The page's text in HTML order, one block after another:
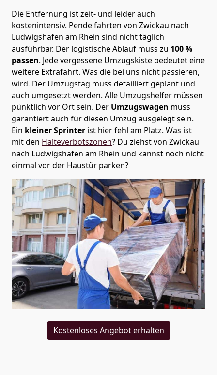
Die Entfernung ist zeit- und leider auch
kostenintensiv. Pendelfahrten von Zwickau nach
Ludwigshafen am Rhein sind nicht täglich
ausführbar. Der logistische Ablauf muss zu 100 %
passen. Jede vergessene Umzugskiste bedeutet eine
weitere Extrafahrt. Was die bei uns nicht passieren,
wird. Der Umzugstag muss detailliert geplant und
auch umgesetzt werden. Alle Umzugshelfer müssen
pünktlich vor Ort sein. Der Umzugswagen muss
garantiert auch für diesen Umzug ausgelegt sein.
Ein kleiner Sprinter ist hier fehl am Platz. Was ist
mit den Halteverbotszonen? Du ziehst von Zwickau
nach Ludwigshafen am Rhein und kannst noch nicht
einmal vor der Haustür parken?
Kostenloses Angebot erhalten